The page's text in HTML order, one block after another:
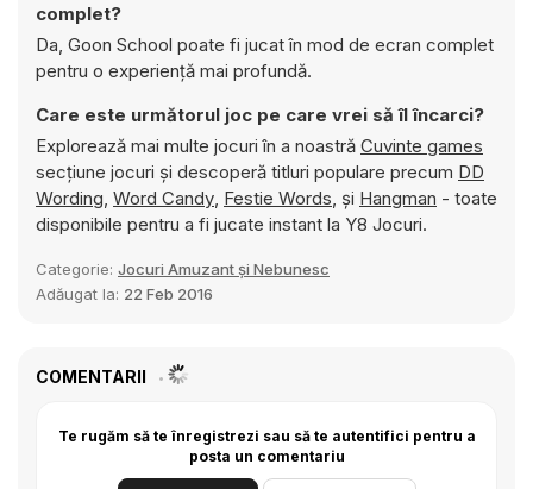
complet?
Da, Goon School poate fi jucat în mod de ecran complet
pentru o experiență mai profundă.
Care este următorul joc pe care vrei să îl încarci?
Explorează mai multe jocuri în a noastră Cuvinte games
secțiune jocuri și descoperă titluri populare precum DD
Wording, Word Candy, Festie Words, și Hangman - toate
disponibile pentru a fi jucate instant la Y8 Jocuri.
Categorie: Jocuri Amuzant și Nebunesc
Adăugat la: 22 Feb 2016
COMENTARII
Te rugăm să te înregistrezi sau să te autentifici pentru a
posta un comentariu